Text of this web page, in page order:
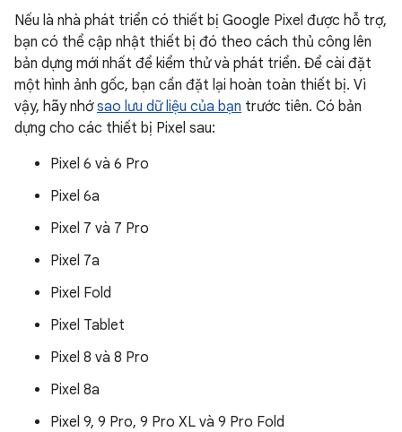
Nếu là nhà phát triển có thiết bị Google Pixel được hỗ trợ,
bạn có thể cập nhật thiết bị đó theo cách thủ công lên
bản dựng mới nhất để kiểm thử và phát triển. Để cài đặt
một hình ảnh gốc, bạn cần đặt lại hoàn toàn thiết bị. Vì
vậy, hãy nhớsao lưu dữ liệu của bạn trước tiên. Có bản
dựng cho các thiết bị Pixel sau:
Pixel 6 và 6 Pro
Pixel 6a
Pixel 7 và 7 Pro
Pixel 7a
Pixel Fold
Pixel Tablet
Pixel 8 và 8 Pro
Pixel 8a
Pixel 9, 9 Pro, 9 Pro XL và 9 Pro Fold